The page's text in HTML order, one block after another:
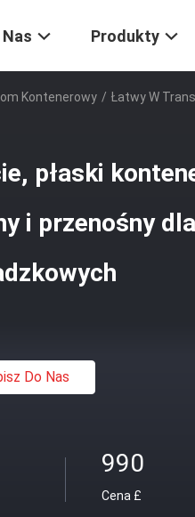
Nas Produkty
Kontenerowy / Łatwy W
płaski
i przenośny
Do Nas
990
Cena £